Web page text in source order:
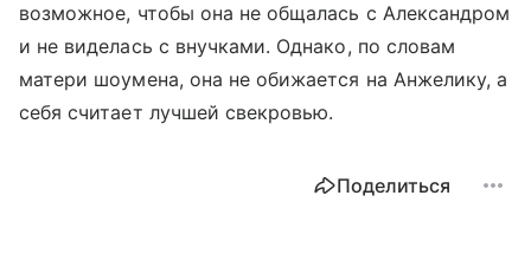
возможное, чтобы она не общалась с Александром
и не виделась с внучками. Однако, по словам
матери шоумена, она не обижается на Анжелику, а
себя считает лучшей свекровью.
Поделиться